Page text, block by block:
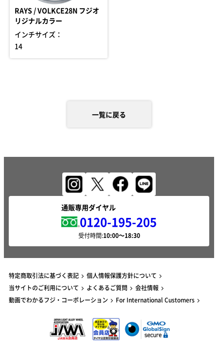
RAYS / VOLKCE28N フジオ
リジナルカラー
インチサイズ：
14
一覧に戻る
通販専用ダイヤル
0120-195-205
受付時間:
特定商取引法に基づく表記
個人情報保護方針について
当サイトのご利用について
よくあるご質問
会社情報
動画でわかるフジ・コーポレーション
For International Customers